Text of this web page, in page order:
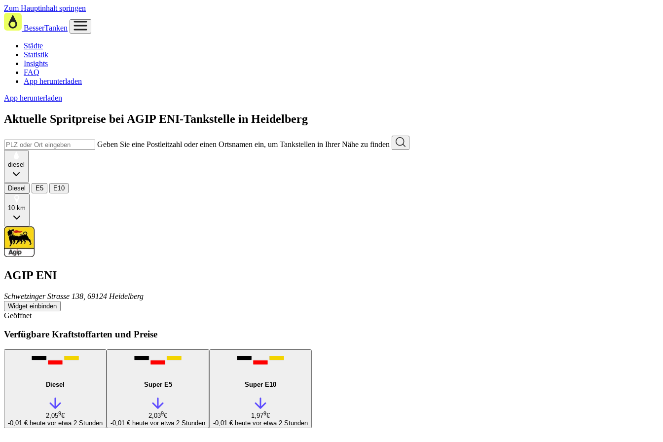
Zum Hauptinhalt springen
BesserTanken
Städte
Statistik
Insights
FAQ
App herunterladen
App herunterladen
Aktuelle Spritpreise bei AGIP ENI-Tankstelle in Heidelberg
Geben Sie eine Postleitzahl oder einen Ortsnamen ein, um Tankstellen in Ihrer Nähe zu finden
diesel
Diesel E5 E10
10 km
AGIP ENI
Schwetzinger Strasse 138, 69124 Heidelberg
Widget einbinden
Geöffnet
Verfügbare Kraftstoffarten und Preise
Diesel
2,059€
-0,01 € heute vor etwa 2 Stunden
Super E5
2,039€
-0,01 € heute vor etwa 2 Stunden
Super E10
1,979€
-0,01 € heute vor etwa 2 Stunden